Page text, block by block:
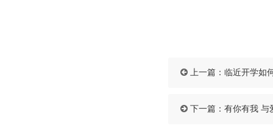
上一篇：临近开学如
下一篇：有你有我 与